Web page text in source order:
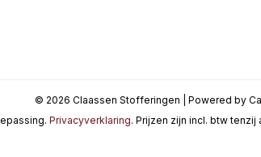
© 2026 Claassen Stofferingen | Powered by
Privacyverklaring. Prijzen zijn incl. btw